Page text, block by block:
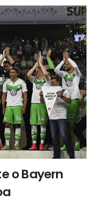
o Bayern